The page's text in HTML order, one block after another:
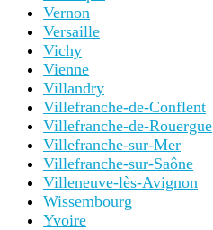
Vernon
Versaille
Vichy
Vienne
Villandry
Villefranche-de-Conflent
Villefranche-de-Rouergue
Villefranche-sur-Mer
Villefranche-sur-Saône
Villeneuve-lès-Avignon
Wissembourg
Yvoire